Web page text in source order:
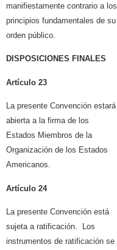
manifiestamente contrario a los
principios fundamentales de su
orden público.
DISPOSICIONES FINALES
Artículo 23
La presente Convención estará
abierta a la firma de los
Estados Miembros de la
Organización de los Estados
Americanos.
Artículo 24
La presente Convención está
sujeta a ratificación. Los
instrumentos de ratificación se